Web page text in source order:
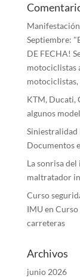
Septiembre:
DE FECHA!
motociclistas
motociclistas,
KTM, Ducati,
algunos
Documentos
La sonrisa
maltratador
Curso
IMU en Curso
carreteras
Archivos
junio 2026